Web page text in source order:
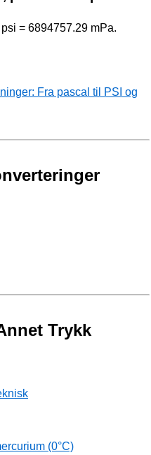
= 6894757.29 mPa.
Fra pascal til PSI og
Trykk
(0°C)